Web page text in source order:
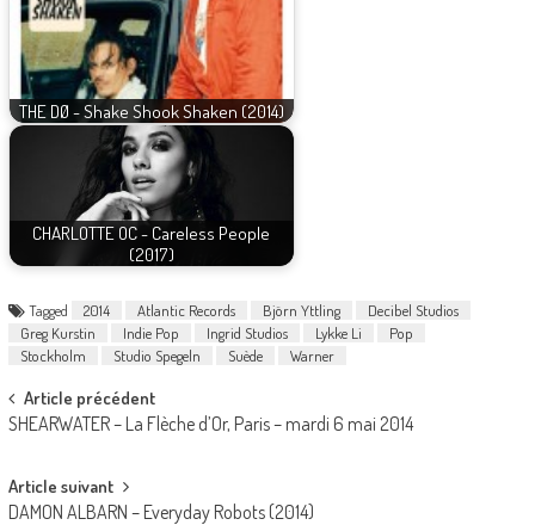
THE DØ - Shake Shook Shaken (2014)
CHARLOTTE OC - Careless People
(2017)
Tagged 2014 Atlantic Records Björn Yttling
Decibel Studios
Greg Kurstin
Indie Pop Ingrid Studios Lykke Li
Pop
Stockholm
Studio Spegeln Suède Warner
Post
navigation
Article précédent
SHEARWATER – La Flèche d’Or, Paris – mardi 6 mai 2014
Article suivant
DAMON ALBARN – Everyday Robots (2014)